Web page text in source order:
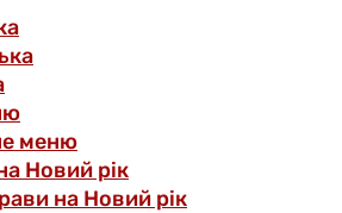
меню
Новий рік
на Новий рік